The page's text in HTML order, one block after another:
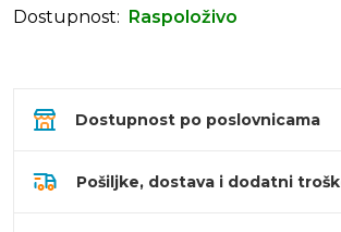
Dostupnost:
Raspoloživo
Dostupnost po poslovnicama
Pošiljke, dostava i dodatni